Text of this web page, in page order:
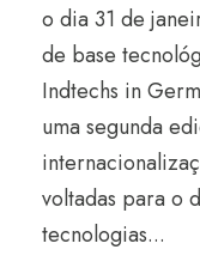
o dia 31 de
de base
Indtechs in
uma segunda
voltadas para o
tecnologias...